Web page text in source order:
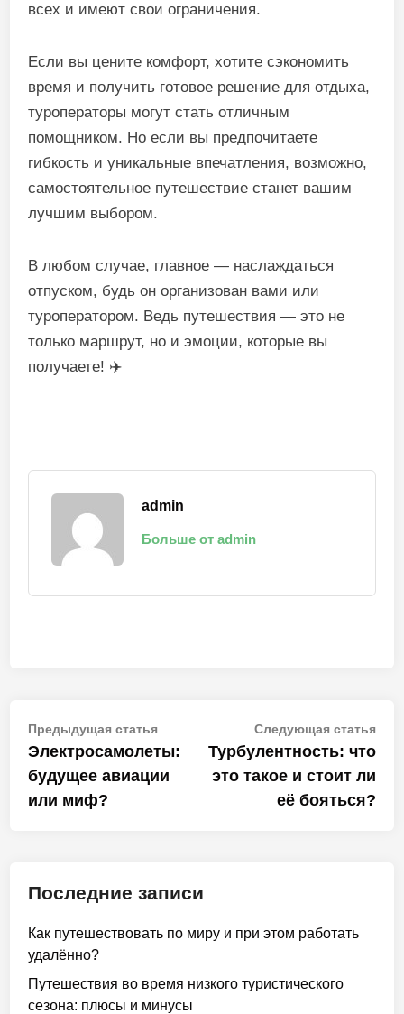
всех и имеют свои ограничения.
Если вы цените комфорт, хотите сэкономить
время и получить готовое решение для отдыха,
туроператоры могут стать отличным
помощником. Но если вы предпочитаете
гибкость и уникальные впечатления, возможно,
самостоятельное путешествие станет вашим
лучшим выбором.
В любом случае, главное — наслаждаться
отпуском, будь он организован вами или
туроператором. Ведь путешествия — это не
только маршрут, но и эмоции, которые вы
получаете! ✈️
admin
Больше от admin
Навигация
по
записям
Предыдущая статьяПредыдущая
статья:
Электросамолеты:
будущее авиации
или миф?
Следующая статья
Турбулентность: что
это такое и стоит ли
её бояться?
Последние записи
Как путешествовать по миру и при этом работать
удалённо?
Путешествия во время низкого туристического
сезона: плюсы и минусы